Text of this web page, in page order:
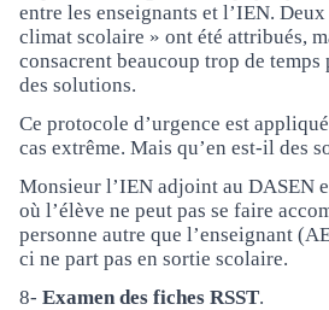
entre les enseignants et l’IEN.
climat scolaire » ont été attribués,
consacrent beaucoup trop de temps
des solutions.
Ce protocole d’urgence est
cas extrême. Mais qu’en est-il des
Monsieur l’IEN adjoint au DASEN
où l’élève ne peut pas se faire
personne autre que l’enseignant
ci ne part pas en sortie scolaire.
8- Examen des fiches RSST.